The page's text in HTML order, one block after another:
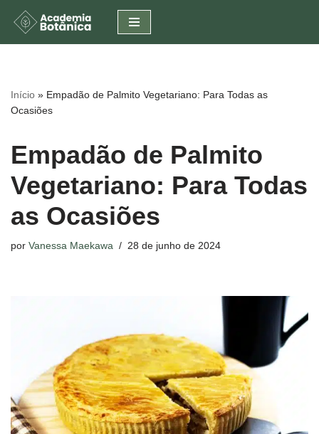
Pular
conteúdo
Início » Empadão de Palmito Vegetariano: Para Todas as
Ocasiões
Empadão de Palmito
Vegetariano: Para Todas
as Ocasiões
por Vanessa Maekawa 28 de junho de 2024